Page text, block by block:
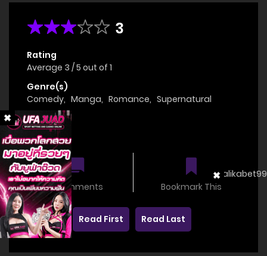
3
Rating
Average 3 /5 out of 1
Genre(s)
Comedy, Manga, Romance, Supernatural
Status
OnGoing
0 comments Bookmark This
Read First Read Last